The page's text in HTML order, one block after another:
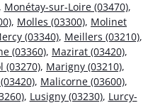
Monétay-sur-Loire (03470),
, Molles (03300), Molinet
(03340), Meillers (03210),
(03360), Mazirat (03420),
(03270), Marigny (03210),
, Malicorne (03600),
, Lusigny (03230), Lurcy-